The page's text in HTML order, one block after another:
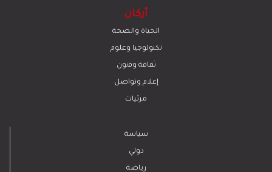
أركان
الحياة والصحة
تكنولوجيا وعلوم
ﺛﻘﺎﻓﺔ وﻓﻧون
إعلام وتواصل
مرئيات
سياسة
دولي
رياضة